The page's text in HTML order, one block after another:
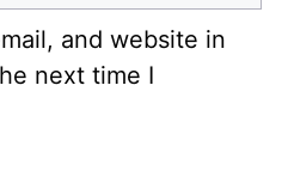
and website in
next time I